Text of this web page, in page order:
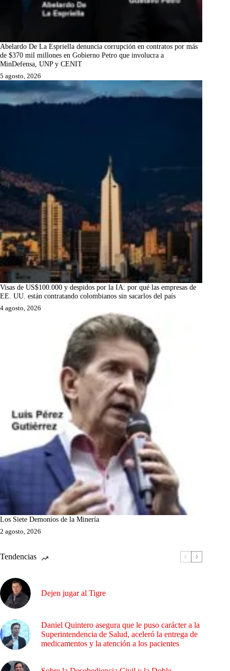
Abelardo De La Espriella denuncia corrupción en contratos por más
de $370 mil millones en Gobierno Petro que involucra a
MinDefensa, UNP y CENIT
5 agosto, 2026
Visas de US$100.000 y despidos por la IA: por qué las empresas de
EE. UU. están contratando colombianos sin sacarlos del país
4 agosto, 2026
Los Siete Demonios de la Minería
2 agosto, 2026
Tendencias
Dejen jugar al Tigre
Daniel Quintero asegura que le puso carácter a la
Superintendencia de Salud, aceleró la entrega de
medicamentos y la atención a los pacientes